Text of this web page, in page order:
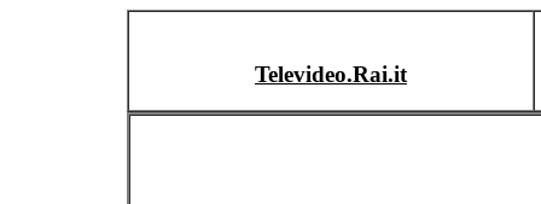
Televideo.Rai.it